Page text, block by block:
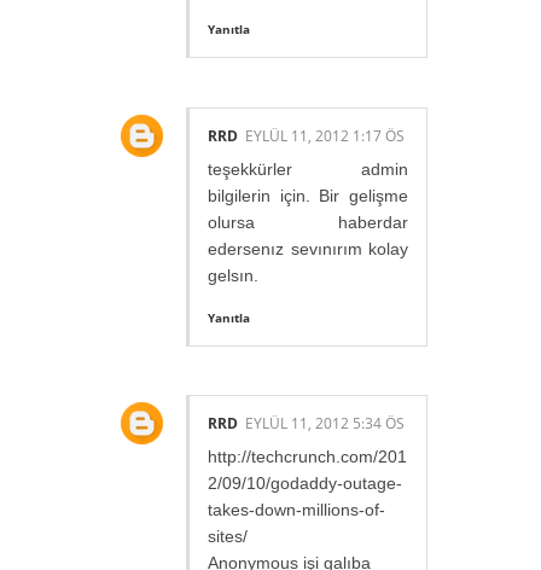
Yanıtla
RRD EYLÜL 11, 2012 1:17 ÖS
teşekkürler admin
bilgilerin için. Bir gelişme
olursa haberdar
edersenız sevınırım kolay
gelsın.
Yanıtla
RRD EYLÜL 11, 2012 5:34 ÖS
http://techcrunch.com/201
2/09/10/godaddy-outage-
takes-down-millions-of-
sites/
Anonymous işi galıba